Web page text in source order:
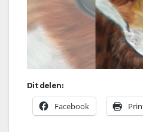
Dit delen:
Facebook